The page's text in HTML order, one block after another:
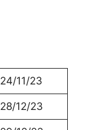
24/11/23
28/12/23